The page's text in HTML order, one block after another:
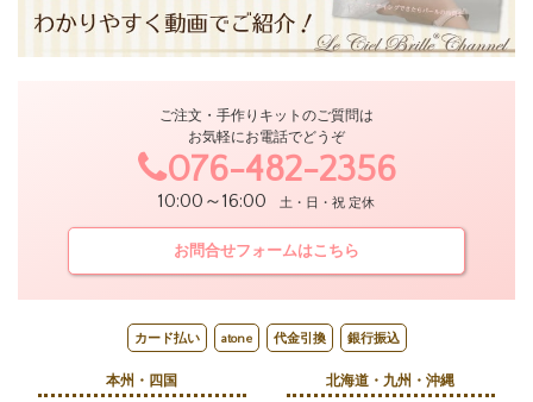
ご注文・手作りキットのご質問は
お気軽にお電話でどうぞ
076-482-2356
10:00～16:00 土・日・祝 定休
お問合せフォームはこちら
カード払い atone 代金引換 銀行振込
本州・四国 北海道・九州・沖縄